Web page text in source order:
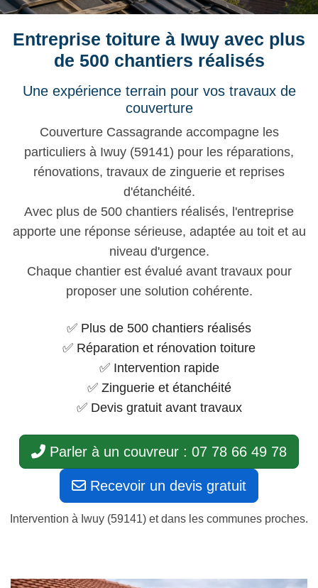
Entreprise toiture à Iwuy avec plus
de 500 chantiers réalisés
Une expérience terrain pour vos travaux de
couverture
Couverture Cassagrande accompagne les
particuliers à Iwuy (59141) pour les réparations,
rénovations, travaux de zinguerie et reprises
d'étanchéité.
Avec plus de 500 chantiers réalisés, l'entreprise
apporte une réponse sérieuse, adaptée au toit et au
niveau d'urgence.
Chaque chantier est évalué avant travaux pour
proposer une solution cohérente.
✅ Plus de 500 chantiers réalisés
✅ Réparation et rénovation toiture
✅ Intervention rapide
✅ Zinguerie et étanchéité
✅ Devis gratuit avant travaux
Parler à un couvreur : 07 78 66 49 78
Recevoir un devis gratuit
Intervention à Iwuy (59141) et dans les communes proches.